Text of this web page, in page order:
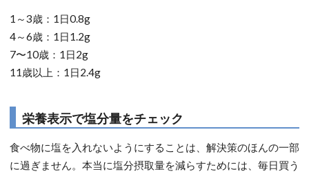
1～3歳：1日0.8g
4～6歳：1日1.2g
7〜10歳：1日2g
11歳以上：1日2.4g
栄養表示で塩分量をチェック
食べ物に塩を入れないようにすることは、解決策のほんの一部
に過ぎません。本当に塩分摂取量を減らすためには、毎日買う